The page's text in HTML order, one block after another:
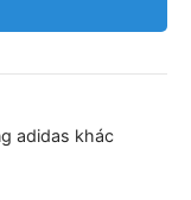
adidas khác